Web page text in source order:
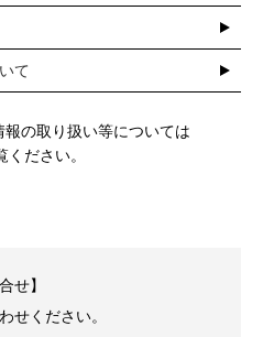
て
の取り扱い等については
ださい。
せ】
せください。